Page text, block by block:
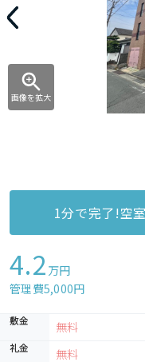
画像を拡大
1分で完了!空
4.2 万円
管理費5,000円
敷金 無料
礼金 無料